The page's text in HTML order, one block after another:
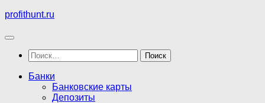
Перейти
содержимому
profithunt.ru
Найти:
Банки
Банковские карты
Депозиты